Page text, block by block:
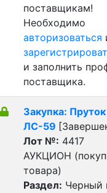
поставщикам!
Необходимо
авторизоваться
и заполнить
поставщика.
Закупка: Пруток
ЛС-59
Лот №: 4417
АУКЦИОН
товара)
Раздел: Черный